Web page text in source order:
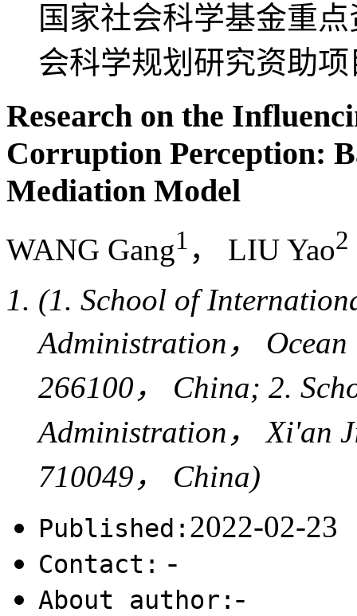
国家社会科学基金重
会科学规划研究资助项
Research on the
Corruption Perception:
Mediation Model
WANG Gang1 ， LIU Yao2
(1. School of
Administration，
266100， China; 2.
Administration， Xi'an
710049， China)
Published: 2022-02-23
Contact: -
About author: -